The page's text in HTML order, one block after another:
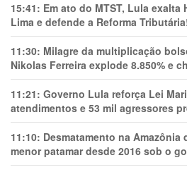
15:41: Em ato do MTST, Lula exalta
Lima e defende a Reforma
11:30: Milagre da multiplicação
Nikolas Ferreira explode 8.850% e
11:21: Governo Lula reforça Lei
atendimentos e 53 mil agressores
11:10: Desmatamento na Amazônia
menor patamar desde 2016 sob o